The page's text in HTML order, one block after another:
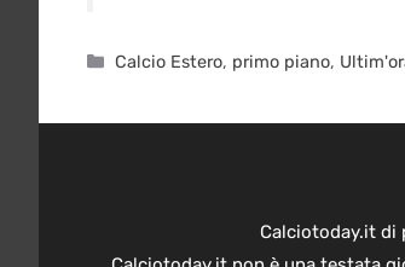
Calcio Estero primo piano Ultim'ora
Calciotoday.it di
Calciotoday.it non è una testata